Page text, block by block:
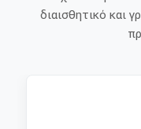
διαισθητικό και